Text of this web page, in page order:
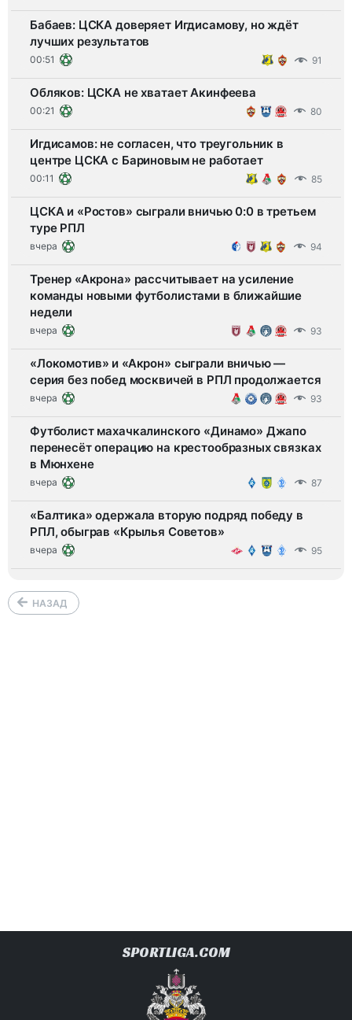
Бабаев: ЦСКА доверяет Игдисамову, но ждёт
лучших результатов
00:51 91
Обляков: ЦСКА не хватает Акинфеева
00:21 80
Игдисамов: не согласен, что треугольник в
центре ЦСКА с Бариновым не работает
00:11 85
ЦСКА и «Ростов» сыграли вничью 0:0 в третьем
туре РПЛ
вчера 94
Тренер «Акрона» рассчитывает на усиление
команды новыми футболистами в ближайшие
недели
вчера 93
«Локомотив» и «Акрон» сыграли вничью —
серия без побед москвичей в РПЛ продолжается
вчера 93
Футболист махачкалинского «Динамо» Джапо
перенесёт операцию на крестообразных связках
в Мюнхене
вчера 87
«Балтика» одержала вторую подряд победу в
РПЛ, обыграв «Крылья Советов»
вчера 95
НАЗАД
SPORTLIGA.COM